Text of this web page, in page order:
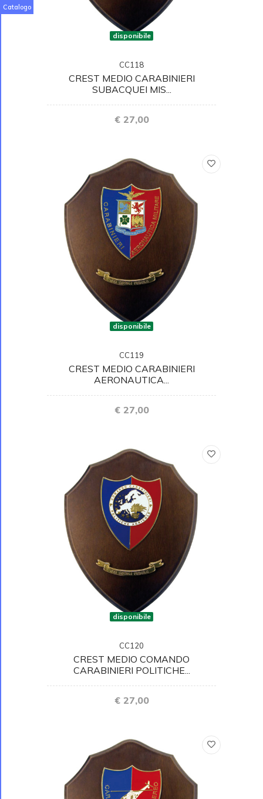
Catalogo
disponibile
CC118
CREST MEDIO CARABINIERI
SUBACQUEI MIS...
€ 27,00
disponibile
CC119
CREST MEDIO CARABINIERI
AERONAUTICA...
€ 27,00
disponibile
CC120
CREST MEDIO COMANDO
CARABINIERI POLITICHE...
€ 27,00